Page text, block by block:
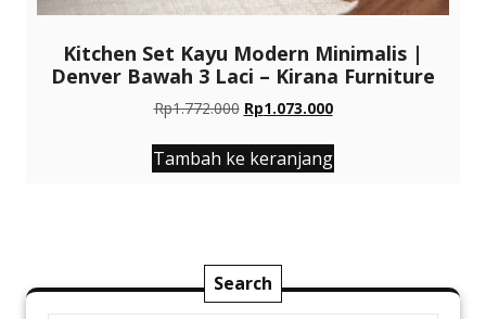
Kitchen Set Kayu Modern Minimalis |
Denver Bawah 3 Laci – Kirana Furniture
Rp1.772.000 Harga
adalah:
Rp1.772.000.
Rp1.073.000Harga
ini
adalah:
Tambah ke keranjang
Search